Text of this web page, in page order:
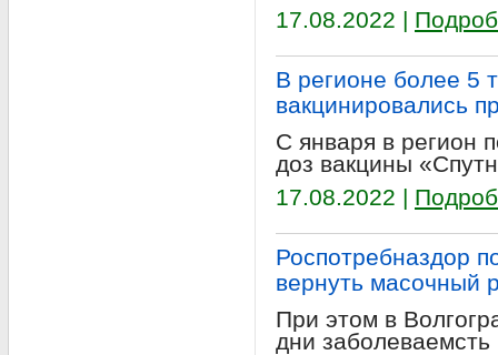
17.08.2022 |
В регионе более 5
вакцинировались
С января в регион
доз вакцины
17.08.2022 |
Роспотребназдор
вернуть масочный
При этом в
дни